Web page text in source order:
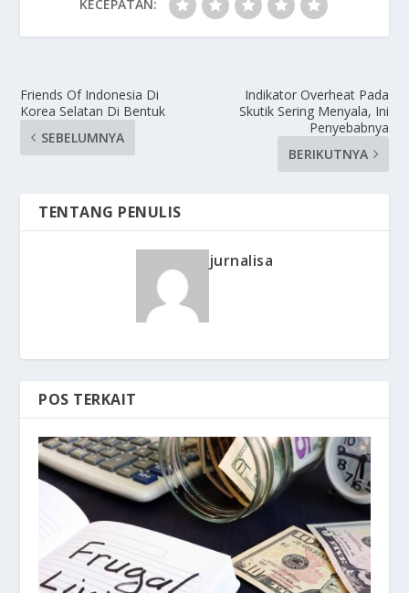
KECEPATAN:
Friends Of Indonesia Di
Korea Selatan Di Bentuk
SEBELUMNYA
Indikator Overheat Pada
Skutik Sering Menyala, Ini
Penyebabnya
BERIKUTNYA
TENTANG PENULIS
jurnalisa
POS TERKAIT